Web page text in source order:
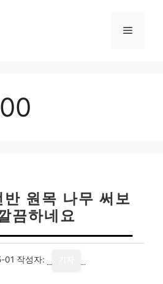
메
반 원목 나무 써보
끔하네요
01 작성자: